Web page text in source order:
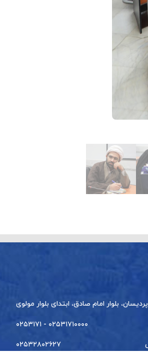
بلوار امام صادق، ابتدای بلوار مولوی
۰۲۵۳۱۷۱۰۰۰۰ - ۰۲۵۳۱۷۱
۰۲۵۳۲۸۰۲۶۲۷